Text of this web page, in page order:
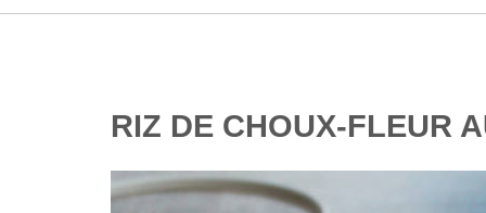
RIZ DE CHOUX-FLEUR